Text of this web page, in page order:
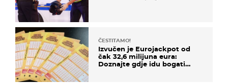
ČESTITAMO!
Izvučen je Eurojackpot od
čak 32,6 milijuna eura:
Doznajte gdje idu bogati